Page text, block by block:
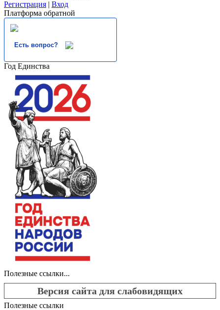
Регистрация | Вход
Платформа обратной
Есть вопрос?
Год Единства
Полезные ссылки...
Версия сайта для слабовидящих
Полезные ссылки